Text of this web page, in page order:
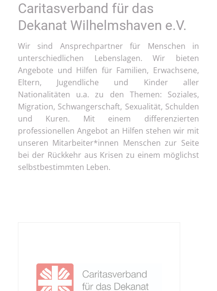
Caritasverband für das
Dekanat Wilhelmshaven e.V.
Wir sind Ansprechpartner für Menschen in
unterschiedlichen Lebenslagen. Wir bieten
Angebote und Hilfen für Familien, Erwachsene,
Eltern, Jugendliche und Kinder aller
Nationalitäten u.a. zu den Themen: Soziales,
Migration, Schwangerschaft, Sexualität, Schulden
und Kuren. Mit einem differenzierten
professionellen Angebot an Hilfen stehen wir mit
unseren Mitarbeiter*innen Menschen zur Seite
bei der Rückkehr aus Krisen zu einem möglichst
selbstbestimmten Leben.